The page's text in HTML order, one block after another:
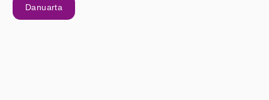
Danuarta